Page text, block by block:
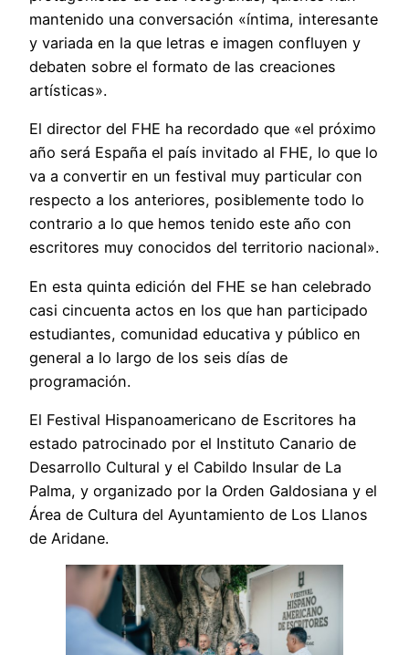
mantenido una conversación «íntima, interesante
y variada en la que letras e imagen confluyen y
debaten sobre el formato de las creaciones
artísticas».
El director del FHE ha recordado que «el próximo
año será España el país invitado al FHE, lo que lo
va a convertir en un festival muy particular con
respecto a los anteriores, posiblemente todo lo
contrario a lo que hemos tenido este año con
escritores muy conocidos del territorio nacional».
En esta quinta edición del FHE se han celebrado
casi cincuenta actos en los que han participado
estudiantes, comunidad educativa y público en
general a lo largo de los seis días de
programación.
El Festival Hispanoamericano de Escritores ha
estado patrocinado por el Instituto Canario de
Desarrollo Cultural y el Cabildo Insular de La
Palma, y organizado por la Orden Galdosiana y el
Área de Cultura del Ayuntamiento de Los Llanos
de Aridane.